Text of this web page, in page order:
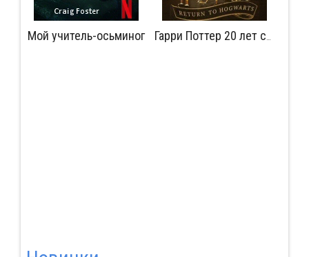
Мой учитель-осьминог